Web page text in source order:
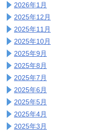
2026年1月
2025年12月
2025年11月
2025年10月
2025年9月
2025年8月
2025年7月
2025年6月
2025年5月
2025年4月
2025年3月